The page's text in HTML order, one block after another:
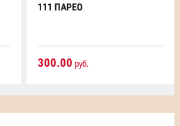
111 ПАРЕО
300.00 руб.